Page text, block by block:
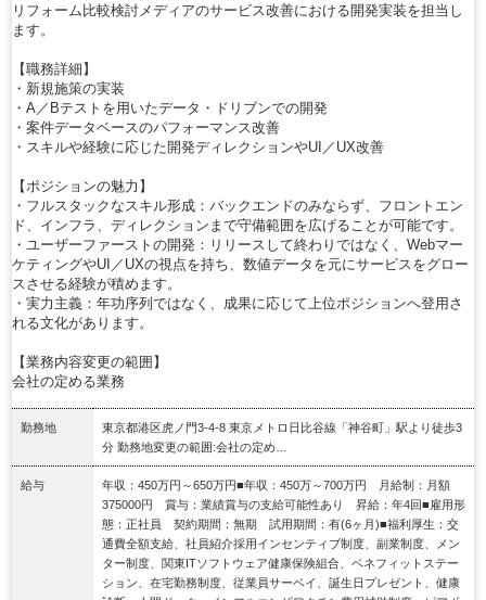
リフォーム比較検討メディアのサービス改善における開発実装を担当し
ます。
【職務詳細】
・新規施策の実装
・A／Bテストを用いたデータ・ドリブンでの開発
・案件データベースのパフォーマンス改善
・スキルや経験に応じた開発ディレクションやUI／UX改善
【ポジションの魅力】
・フルスタックなスキル形成：バックエンドのみならず、フロントエン
ド、インフラ、ディレクションまで守備範囲を広げることが可能です。
・ユーザーファーストの開発：リリースして終わりではなく、Webマー
ケティングやUI／UXの視点を持ち、数値データを元にサービスをグロー
スさせる経験が積めます。
・実力主義：年功序列ではなく、成果に応じて上位ポジションへ登用さ
れる文化があります。
【業務内容変更の範囲】
会社の定める業務
勤務地
東京都港区虎ノ門3-4-8 東京メトロ日比谷線「神谷町」駅より徒歩3
分 勤務地変更の範囲:会社の定め…
給与
年収：450万円～650万円■年収：450万～700万円 月給制：月額
375000円 賞与：業績賞与の支給可能性あり 昇給：年4回■雇用形
態：正社員 契約期間：無期 試用期間：有(6ヶ月)■福利厚生：交
通費全額支給、社員紹介採用インセンティブ制度、副業制度、メン
ター制度、関東ITソフトウェア健康保険組合、ベネフィットステー
ション、在宅勤務制度、従業員サーベイ、誕生日プレゼント、健康